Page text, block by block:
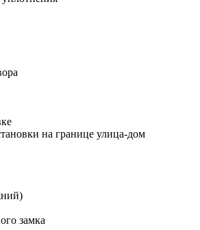
на границе улица-дом
замка